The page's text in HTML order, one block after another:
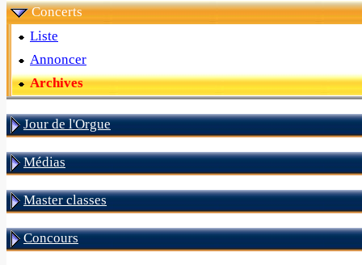
Concerts
Liste
Annoncer
Archives
Jour de l'Orgue
Médias
Master classes
Concours